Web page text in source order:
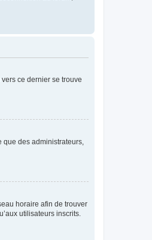
ce dernier se trouve
des administrateurs,
horaire afin de trouver
utilisateurs inscrits.